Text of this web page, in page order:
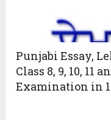
Punjabi Essay,
Class 8, 9, 10, 11
Examination in